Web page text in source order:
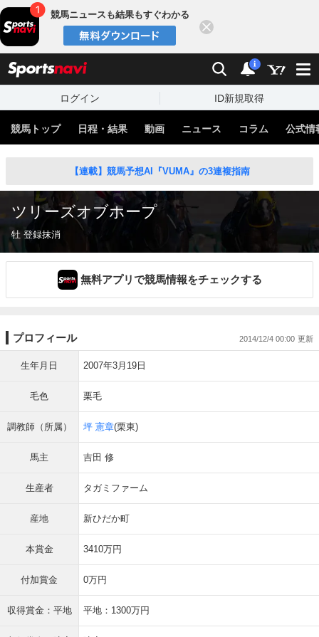
競馬ニュースも結果もすぐわかる
検索 通知
i
ログイン ID新規取得
競馬トップ 日程・結果 動画 ニュース コラム 公式情
【連載】競馬予想AI『VUMA』の3連複指南
ツリーズオブホープ
牡 登録抹消
無料アプリで競馬情報をチェックする
プロフィール 2014/12/4 00:00
生年月日 2007年3月19日
毛色 栗毛
調教師（所属） 坪 憲章(栗東)
馬主 吉田 修
生産者 タガミファーム
産地 新ひだか町
本賞金 3410万円
付加賞金 0万円
収得賞金：平地 平地：1300万円